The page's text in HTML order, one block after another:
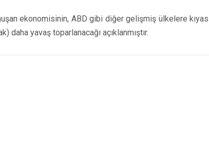
ekonomisinin, ABD gibi diğer gelişmiş ülkelere
daha yavaş toparlanacağı açıklanmıştır.